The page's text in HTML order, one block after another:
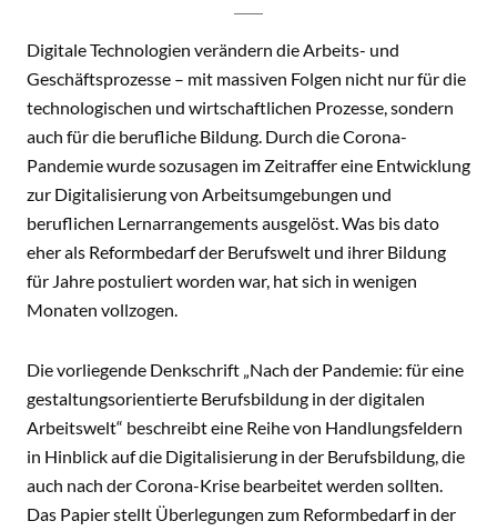
Digitale Technologien verändern die Arbeits- und
Geschäftsprozesse – mit massiven Folgen nicht nur für die
technologischen und wirtschaftlichen Prozesse, sondern
auch für die berufliche Bildung. Durch die Corona-
Pandemie wurde sozusagen im Zeitraffer eine Entwicklung
zur Digitalisierung von Arbeitsumgebungen und
beruflichen Lernarrangements ausgelöst. Was bis dato
eher als Reformbedarf der Berufswelt und ihrer Bildung
für Jahre postuliert worden war, hat sich in wenigen
Monaten vollzogen.
Die vorliegende Denkschrift „Nach der Pandemie: für eine
gestaltungsorientierte Berufsbildung in der digitalen
Arbeitswelt“ beschreibt eine Reihe von Handlungsfeldern
in Hinblick auf die Digitalisierung in der Berufsbildung, die
auch nach der Corona-Krise bearbeitet werden sollten.
Das Papier stellt Überlegungen zum Reformbedarf in der